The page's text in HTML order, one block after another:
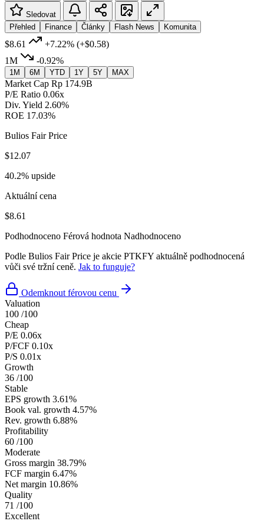
Sledovat
Přehled
Finance Články Flash News Komunita
$8.61 +7.22% (+$0.58)
1M
-0.92%
1M 6M YTD 1Y 5Y MAX
Market Cap Rp 174.9B
P/E Ratio 0.06x
Div. Yield 2.60%
ROE 17.03%
Bulios Fair Price
$12.07
40.2% upside
Aktuální cena
$8.61
Podhodnoceno Férová hodnota Nadhodnoceno
Podle Bulios Fair Price je akcie PTKFY aktuálně podhodnocená
vůči své tržní ceně. Jak to funguje?
Odemknout férovou cenu
Valuation
100 /100
Cheap
P/E 0.06x
P/FCF 0.10x
P/S 0.01x
Growth
36 /100
Stable
EPS growth 3.61%
Book val. growth 4.57%
Rev. growth 6.88%
Profitability
60 /100
Moderate
Gross margin 38.79%
FCF margin 6.47%
Net margin 10.86%
Quality
71 /100
Excellent